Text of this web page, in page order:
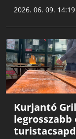
2026. 06. 09. 14:19
Kurjantó